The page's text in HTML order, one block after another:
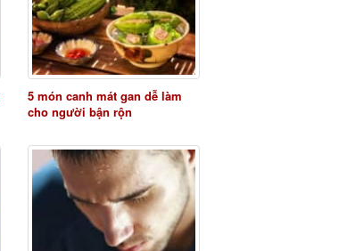
5 món canh mát gan dễ làm
cho người bận rộn